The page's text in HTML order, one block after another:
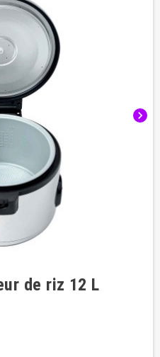
chevron_right
de riz 12 L